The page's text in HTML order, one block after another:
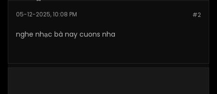
Posts: 189 #2
05-12-2025, 10:08 PM
nghe nhạc bà nay cuons nha